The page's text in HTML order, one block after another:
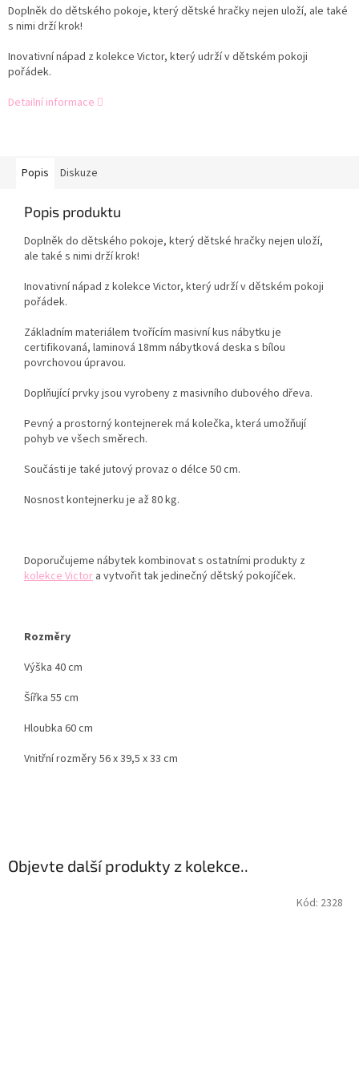
Doplněk do dětského pokoje, který dětské hračky nejen uloží, ale také
s nimi drží krok!
Inovativní nápad z kolekce Victor, který udrží v dětském pokoji
pořádek.
Detailní informace
Objevte další produkty z kolekce..
Kód: 2328
Popis Diskuze
Popis produktu
Doplněk do dětského pokoje, který dětské hračky nejen uloží,
ale také s nimi drží krok!
Inovativní nápad z kolekce Victor, který udrží v dětském pokoji
pořádek.
Základním materiálem tvořícím masivní kus nábytku je
certifikovaná, laminová 18mm nábytková deska s bílou
povrchovou úpravou.
Doplňující prvky jsou vyrobeny z masivního dubového dřeva.
Pevný a prostorný kontejnerek má kolečka, která umožňují
pohyb ve všech směrech.
Součásti je také jutový provaz o délce 50 cm.
Nosnost kontejnerku je až 80 kg.
Doporučujeme nábytek kombinovat s ostatními produkty z
kolekce Victor a vytvořit tak jedinečný dětský pokojíček.
Rozměry
Výška 40 cm
Šířka 55 cm
Hloubka 60 cm
Vnitřní rozměry 56 x 39,5 x 33 cm